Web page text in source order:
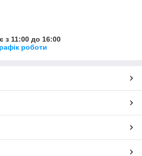
з 11:00 до 16:00
роботи